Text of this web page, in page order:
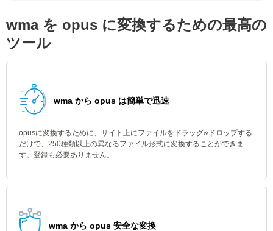
wma を opus に変換するための最高の
ツール
wma から opus は簡単で迅速
opusに変換するために、サイト上にファイルをドラッグ&ドロップする
だけで、250種類以上の異なるファイル形式に変換することができま
す。登録も必要ありません。
wma から opus 安全な変換